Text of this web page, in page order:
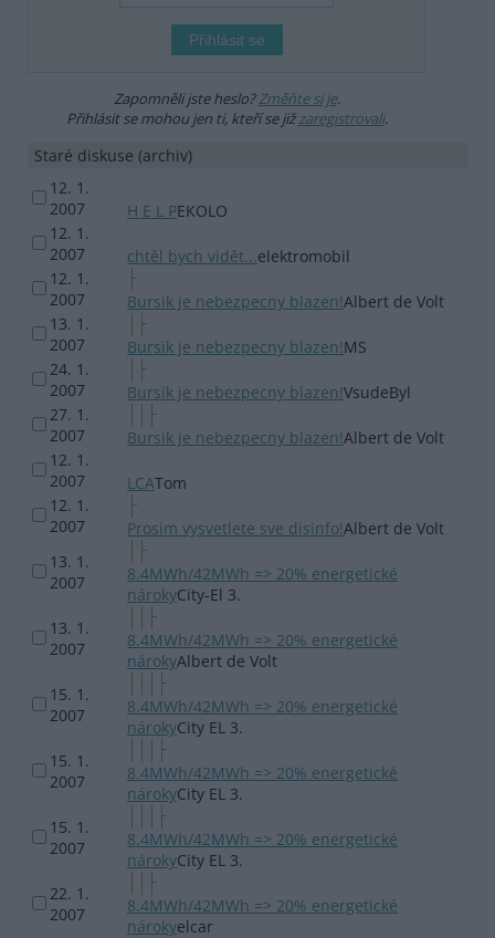
Zapomněli jste heslo?Změňte si je.
Přihlásit se mohou jen ti, kteří se jižzaregistrovali.
Staré diskuse (archiv)
12. 1.
2007
H E L PEKOLO
12. 1.
2007
chtěl bych vidět...elektromobil
12. 1.
2007
Bursik je nebezpecny blazen!Albert de Volt
13. 1.
2007
Bursik je nebezpecny blazen!MS
24. 1.
2007
Bursik je nebezpecny blazen!VsudeByl
27. 1.
2007
Bursik je nebezpecny blazen!Albert de Volt
12. 1.
2007
LCATom
12. 1.
2007
Prosim vysvetlete sve disinfo!Albert de Volt
13. 1.
2007
8.4MWh/42MWh => 20% energetické
nárokyCity-El 3.
13. 1.
2007
8.4MWh/42MWh => 20% energetické
nárokyAlbert de Volt
15. 1.
2007
8.4MWh/42MWh => 20% energetické
nárokyCity EL 3.
15. 1.
2007
8.4MWh/42MWh => 20% energetické
nárokyCity EL 3.
15. 1.
2007
8.4MWh/42MWh => 20% energetické
nárokyCity EL 3.
22. 1.
2007
8.4MWh/42MWh => 20% energetické
nárokyelcar